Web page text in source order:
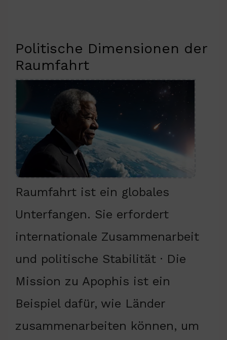
Politische Dimensionen der
Raumfahrt
Raumfahrt ist ein globales
Unterfangen. Sie erfordert
internationale Zusammenarbeit
und politische Stabilität · Die
Mission zu Apophis ist ein
Beispiel dafür, wie Länder
zusammenarbeiten können, um